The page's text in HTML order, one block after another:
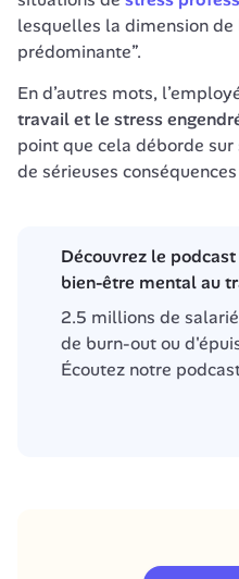
lesquelles la dimension de
prédominante”.
En d’autres mots,
travail et le stress
point que cela déborde
de sérieuses
Découvrez le
bien-être mental au
2.5 millions de
de burn-out ou